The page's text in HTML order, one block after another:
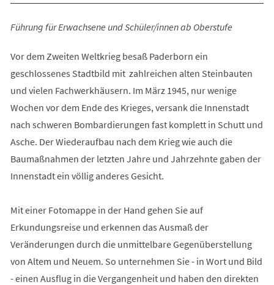
Führung für Erwachsene und Schüler/innen ab Oberstufe
Vor dem Zweiten Weltkrieg besaß Paderborn ein
geschlossenes Stadtbild mit zahlreichen alten Steinbauten
und vielen Fachwerkhäusern. Im März 1945, nur wenige
Wochen vor dem Ende des Krieges, versank die Innenstadt
nach schweren Bombardierungen fast komplett in Schutt und
Asche. Der Wiederaufbau nach dem Krieg wie auch die
Baumaßnahmen der letzten Jahre und Jahrzehnte gaben der
Innenstadt ein völlig anderes Gesicht.
Mit einer Fotomappe in der Hand gehen Sie auf
Erkundungsreise und erkennen das Ausmaß der
Veränderungen durch die unmittelbare Gegenüberstellung
von Altem und Neuem. So unternehmen Sie - in Wort und Bild
- einen Ausflug in die Vergangenheit und haben den direkten